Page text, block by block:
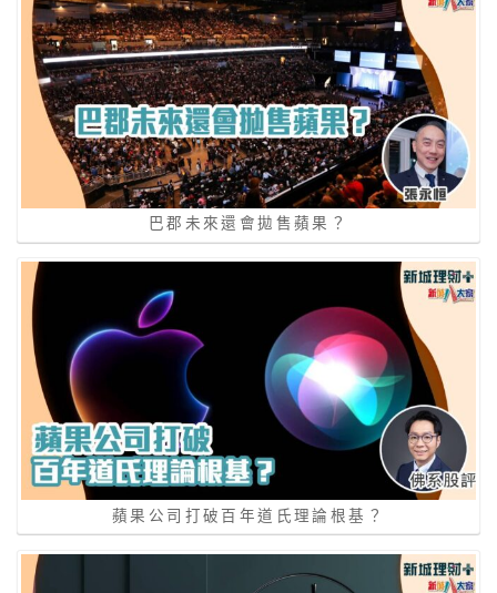
巴郡未來還會拋售蘋果？
蘋果公司打破百年道氏理論根基？